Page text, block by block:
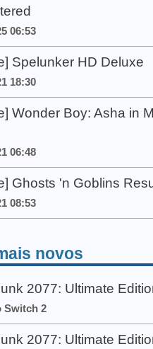
06:53
Spelunker HD Deluxe
18:30
Wonder Boy: Asha in
06:48
Ghosts 'n Goblins
08:53
novos
2077: Ultimate
Switch 2
2077: Ultimate